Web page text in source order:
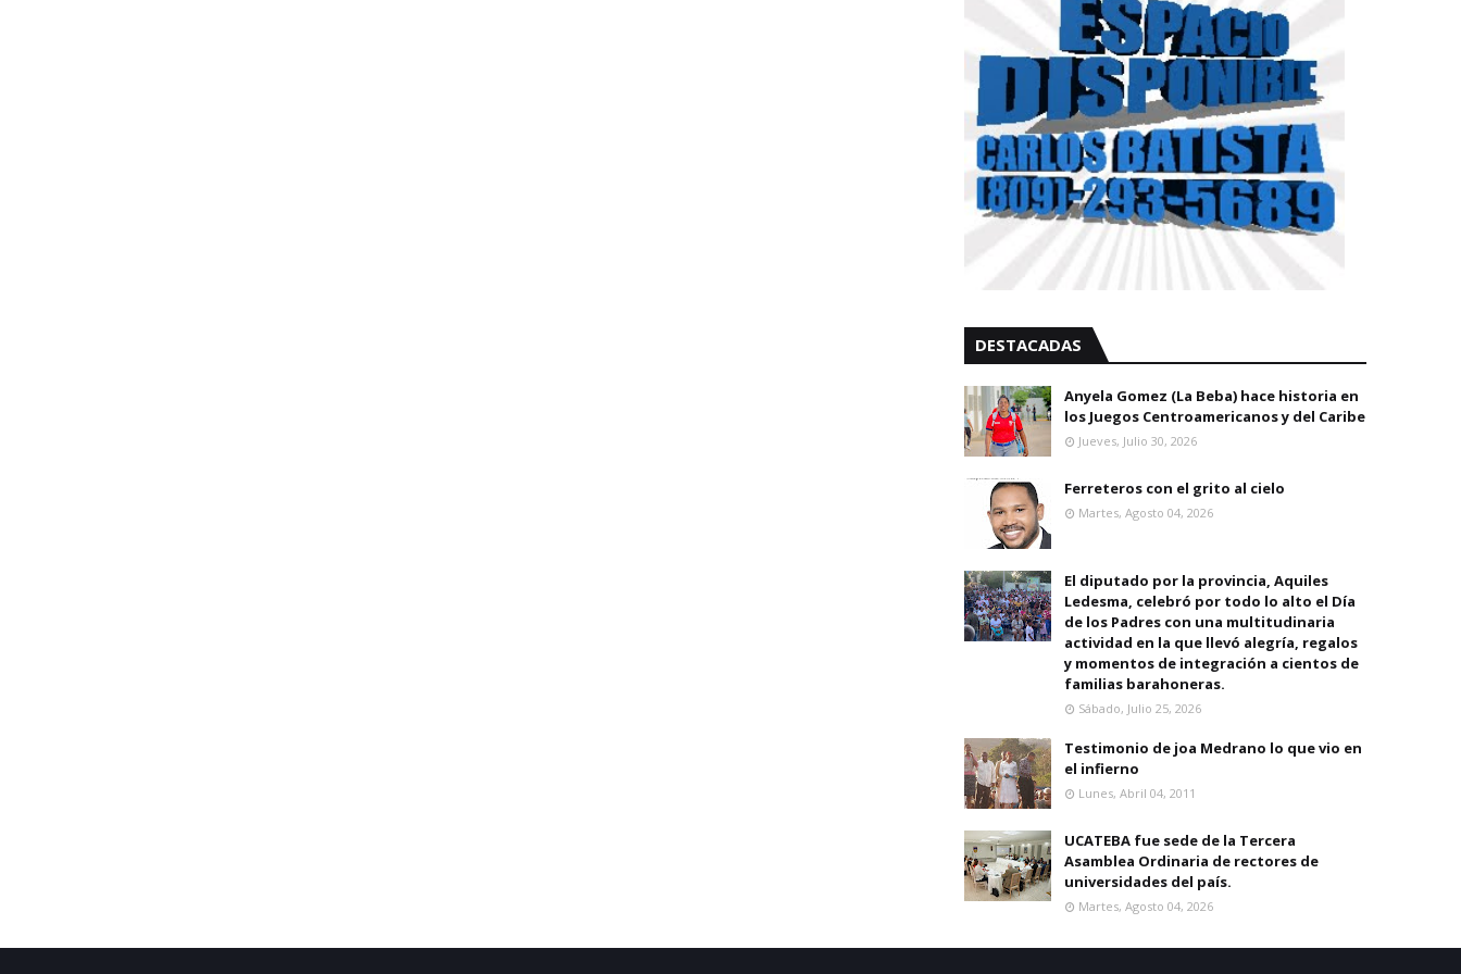
DESTACADAS
Anyela Gomez (La Beba) hace historia en
los Juegos Centroamericanos y del Caribe
Jueves, Julio 30, 2026
Ferreteros con el grito al cielo
Martes, Agosto 04, 2026
El diputado por la provincia, Aquiles
Ledesma, celebró por todo lo alto el Día
de los Padres con una multitudinaria
actividad en la que llevó alegría, regalos
y momentos de integración a cientos de
familias barahoneras.
Sábado, Julio 25, 2026
Testimonio de joa Medrano lo que vio en
el infierno
Lunes, Abril 04, 2011
UCATEBA fue sede de la Tercera
Asamblea Ordinaria de rectores de
universidades del país.
Martes, Agosto 04, 2026